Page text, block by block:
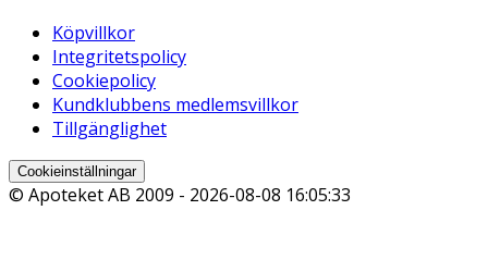
Köpvillkor
Integritetspolicy
Cookiepolicy
Kundklubbens medlemsvillkor
Tillgänglighet
Cookieinställningar
© Apoteket AB 2009 - 2026-08-08 16:05:33